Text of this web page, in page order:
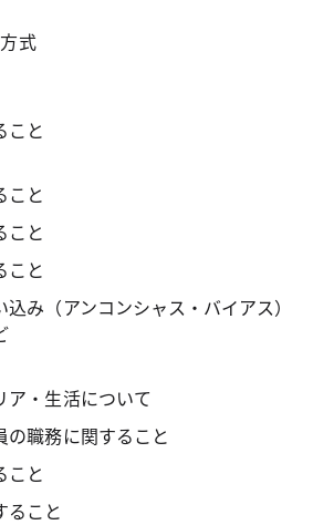
式
こと
こと
こと
こと
み（アンコンシャス・バイアス）
ア・生活について
の職務に関すること
こと
ること